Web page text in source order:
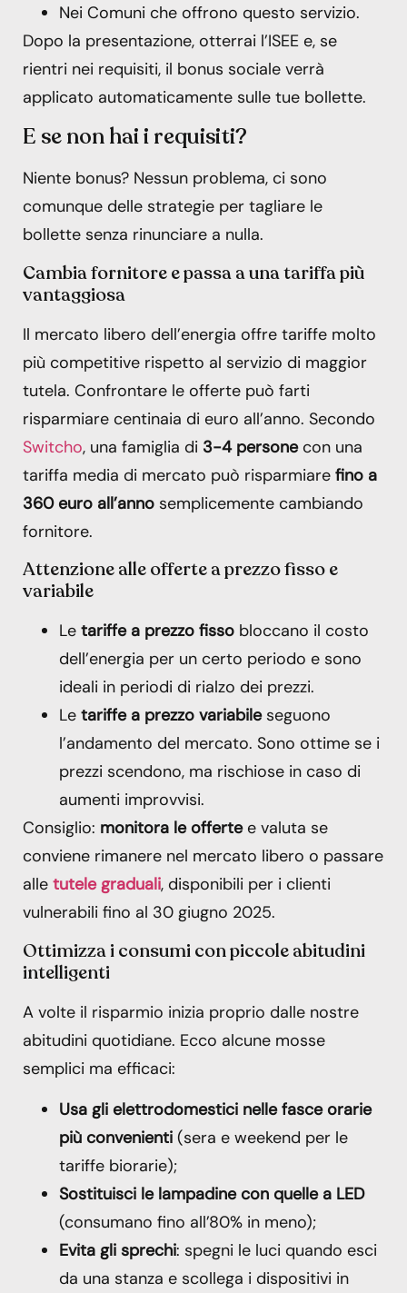
Nei Comuni che offrono questo servizio.
Dopo la presentazione, otterrai l’ISEE e, se
rientri nei requisiti, il bonus sociale verrà
applicato automaticamente sulle tue bollette.
E se non hai i requisiti?
Niente bonus? Nessun problema, ci sono
comunque delle strategie per tagliare le
bollette senza rinunciare a nulla.
Cambia fornitore e passa a una tariffa più
vantaggiosa
Il mercato libero dell’energia offre tariffe molto
più competitive rispetto al servizio di maggior
tutela. Confrontare le offerte può farti
risparmiare centinaia di euro all’anno. Secondo
Switcho, una famiglia di 3-4 personecon una
tariffa media di mercato può risparmiare fino a
360 euro all’anno semplicemente cambiando
fornitore.
Attenzione alle offerte a prezzo fisso e
variabile
Le tariffe a prezzo fisso bloccano il costo
dell’energia per un certo periodo e sono
ideali in periodi di rialzo dei prezzi.
Le tariffe a prezzo variabileseguono
l’andamento del mercato. Sono ottime se i
prezzi scendono, ma rischiose in caso di
aumenti improvvisi.
Consiglio: monitora le offertee valuta se
conviene rimanere nel mercato libero o passare
alle tutele graduali, disponibili per i clienti
vulnerabili fino al 30 giugno 2025.
Ottimizza i consumi con piccole abitudini
intelligenti
A volte il risparmio inizia proprio dalle nostre
abitudini quotidiane. Ecco alcune mosse
semplici ma efficaci:
Usa gli elettrodomestici nelle fasce orarie
più convenienti (sera e weekend per le
tariffe biorarie);
Sostituisci le lampadine con quelle a LED
(consumano fino all’80% in meno);
Evita gli sprechi: spegni le luci quando esci
da una stanza e scollega i dispositivi in